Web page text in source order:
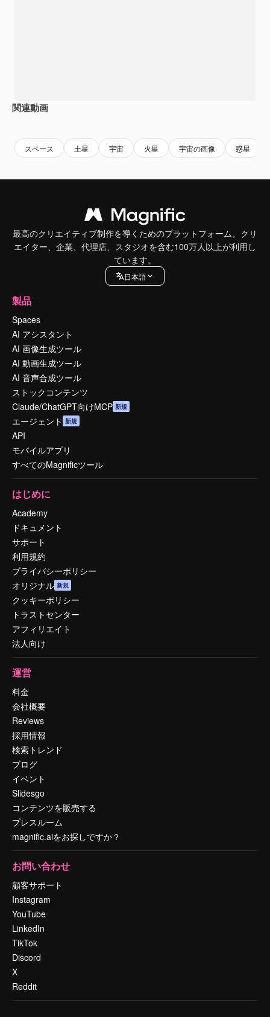
関連動画
スペース 土星 宇宙 火星 宇宙の画像 惑星
最高のクリエイティブ制作を導くためのプラットフォーム。クリ
エイター、企業、代理店、スタジオを含む100万人以上が利用し
ています。
日本語
製品
Spaces
AI アシスタント
AI 画像生成ツール
AI 動画生成ツール
AI 音声合成ツール
ストックコンテンツ
Claude/ChatGPT向けMCP 新規
エージェント 新規
API
モバイルアプリ
すべてのMagnificツール
はじめに
Academy
ドキュメント
サポート
利用規約
プライバシーポリシー
オリジナル 新規
クッキーポリシー
トラストセンター
アフィリエイト
法人向け
運営
料金
会社概要
Reviews
採用情報
検索トレンド
ブログ
イベント
Slidesgo
コンテンツを販売する
プレスルーム
magnific.aiをお探しですか？
お問い合わせ
顧客サポート
Instagram
YouTube
LinkedIn
TikTok
Discord
X
Reddit